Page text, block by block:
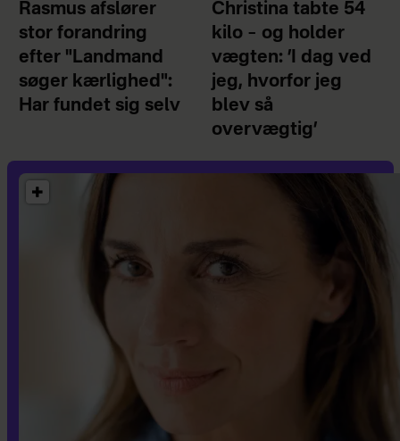
Rasmus afslører
stor forandring
efter "Landmand
søger kærlighed":
Har fundet sig selv
Christina tabte 54
kilo – og holder
vægten: ’I dag ved
jeg, hvorfor jeg
blev så
overvægtig’